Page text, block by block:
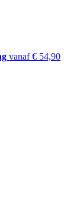
vanaf € 54,90